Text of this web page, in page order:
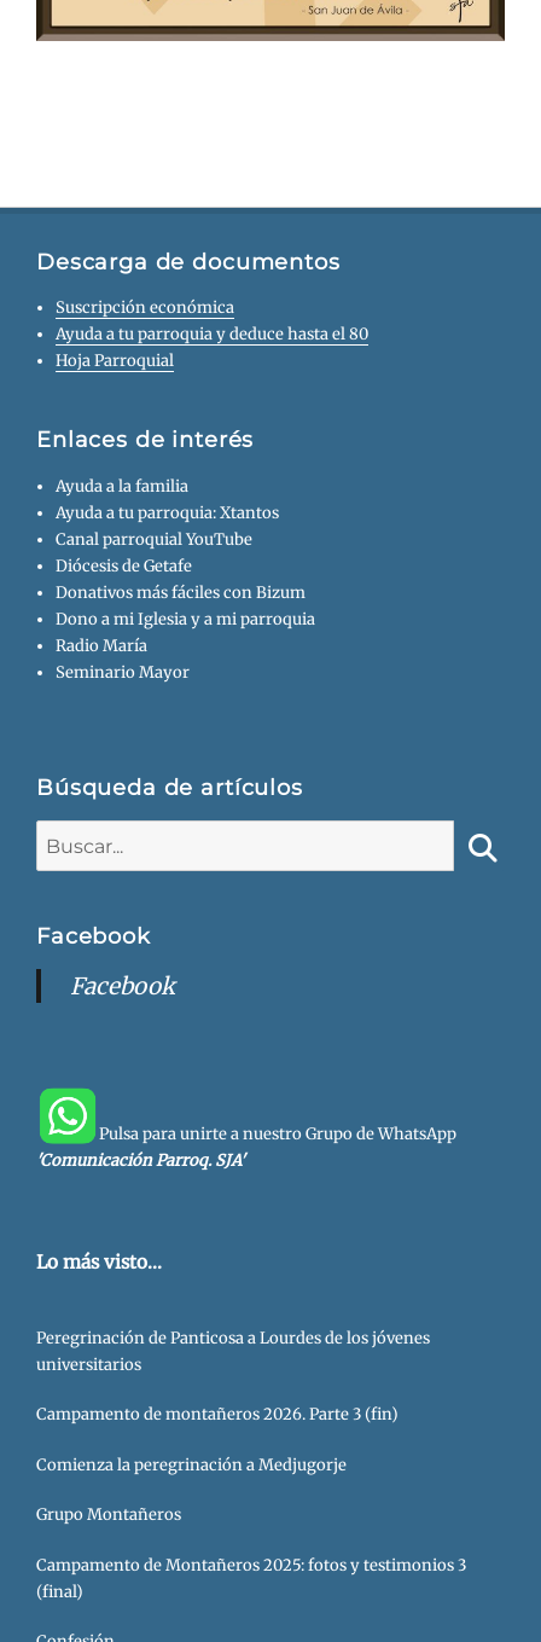
Descarga de documentos
Suscripción económica
Ayuda a tu parroquia y deduce hasta el 80
Hoja Parroquial
Enlaces de interés
Ayuda a la familia
Ayuda a tu parroquia: Xtantos
Canal parroquial YouTube
Diócesis de Getafe
Donativos más fáciles con Bizum
Dono a mi Iglesia y a mi parroquia
Radio María
Seminario Mayor
Búsqueda de artículos
Facebook
Facebook
Pulsa para unirte a nuestro Grupo de WhatsApp
'Comunicación Parroq. SJA'
Lo más visto...
Peregrinación de Panticosa a Lourdes de los jóvenes
universitarios
Campamento de montañeros 2026. Parte 3 (fin)
Comienza la peregrinación a Medjugorje
Grupo Montañeros
Campamento de Montañeros 2025: fotos y testimonios 3
(final)